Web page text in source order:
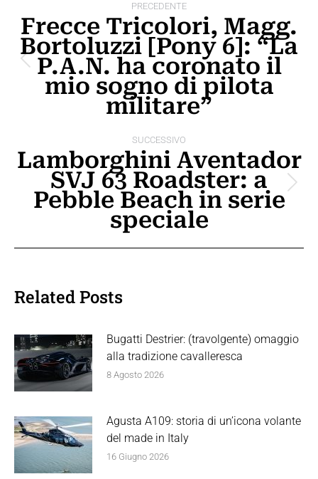
tra
post
PRECEDENTE
Post
precedente:
Frecce Tricolori, Magg.
Bortoluzzi [Pony 6]: “La
P.A.N. ha coronato il
mio sogno di pilota
militare”
SUCCESSIVO
Prossimo
post:
Lamborghini Aventador
SVJ 63 Roadster: a
Pebble Beach in serie
speciale
Related Posts
Bugatti Destrier: (travolgente) omaggio
alla tradizione cavalleresca
8 Agosto 2026
Agusta A109: storia di un’icona volante
del made in Italy
16 Giugno 2026